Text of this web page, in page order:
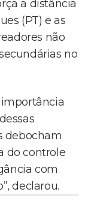
a distância
(PT) e as
não
no
importância
debocham
do controle
com
declarou.